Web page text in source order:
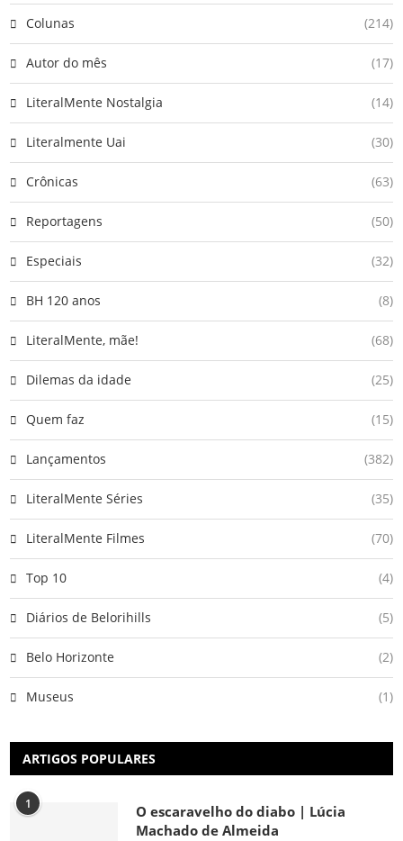
Colunas (214)
Autor do mês (17)
LiteralMente Nostalgia (14)
Literalmente Uai (30)
Crônicas (63)
Reportagens (50)
Especiais (32)
BH 120 anos (8)
LiteralMente, mãe! (68)
Dilemas da idade (25)
Quem faz (15)
Lançamentos (382)
LiteralMente Séries (35)
LiteralMente Filmes (70)
Top 10 (4)
Diários de Belorihills (5)
Belo Horizonte (2)
Museus (1)
ARTIGOS POPULARES
1
O escaravelho do diabo | Lúcia
Machado de Almeida